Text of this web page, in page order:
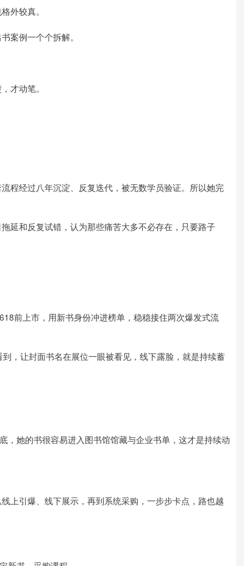
外较真。
案例一个个拆解。
才动笔。
程经过八年沉淀、反复迭代，被无数学员验证。所以她完
延和反复试错，认为那些痛苦大多不必存在，只要路子
前上市，用新书身份冲进榜单，稳稳接住两次爆发式流
，让封面书名在展位一眼被看见，线下露脸，就是持续蓄
，她的书很容易进入图书馆馆藏与企业书单，这才是持续动
上引爆、线下展示，再到系统采购，一步步卡点，路也越